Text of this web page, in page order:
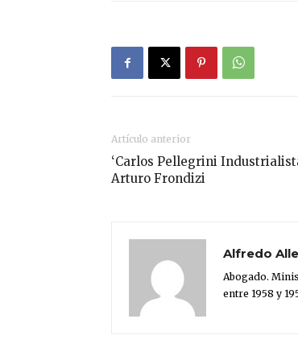
Artículo anterior
‘Carlos Pellegrini
Arturo Frondizi
Alfredo
Abogado.
entre 1958 y